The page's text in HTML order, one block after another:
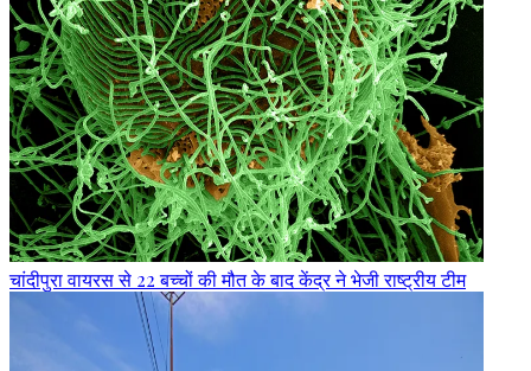
चांदीपुरा वायरस से 22 बच्चों की मौत के बाद केंद्र ने भेजी राष्ट्रीय टीम